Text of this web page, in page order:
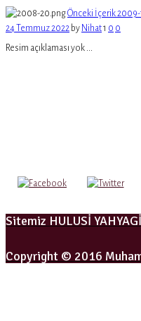
Önceki İçerik2009-
24 Temmuz 2022 by Nihat1 0 0
Resim açıklaması yok ...
Sitemiz HULUSİ
Copyright © 2016